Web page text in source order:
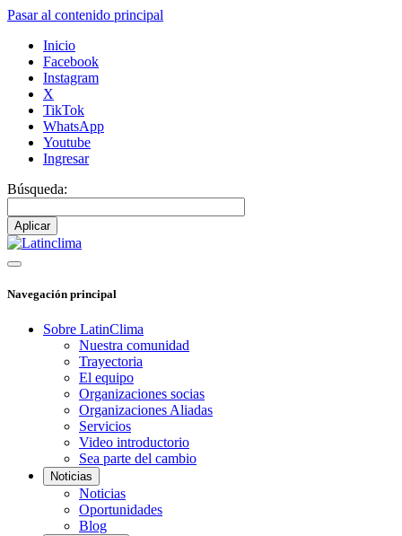
Pasar al contenido principal
Inicio
Facebook
Instagram
X
TikTok
WhatsApp
Youtube
Ingresar
Búsqueda:
Navegación principal
Sobre LatinClima
Nuestra comunidad
Trayectoria
El equipo
Organizaciones socias
Organizaciones Aliadas
Servicios
Video introductorio
Sea parte del cambio
Noticias
Noticias
Oportunidades
Blog